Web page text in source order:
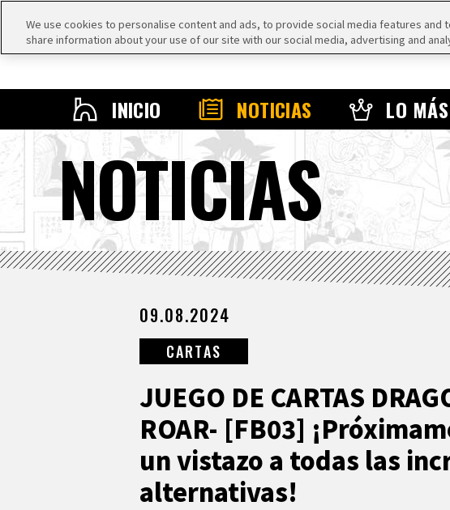
INICIO NOTICIAS LO
NOTICIAS
09.08.2024
CARTAS
JUEGO DE CARTAS
ROAR- [FB03]
un vistazo a todas las
alternativas!
We use cookies to personalise content and ads, to provide social media features and
share information about your use of our site with our social media, advertising and